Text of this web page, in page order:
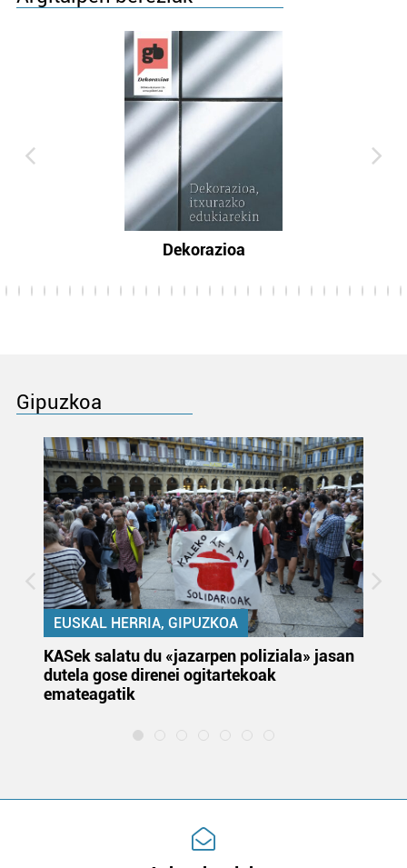
Dekorazioa
Gipuzkoa
EUSKAL HERRIA, GIPUZKOA
KASek salatu du «jazarpen poliziala» jasan
dutela gose direnei ogitartekoak
emateagatik